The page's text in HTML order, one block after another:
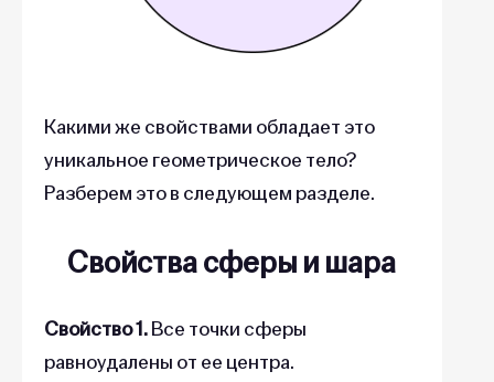
Какими же свойствами обладает это
уникальное геометрическое тело?
Разберем это в следующем разделе.
Свойства сферы и шара
Свойство 1.Все точки сферы
равноудалены от ее центра.